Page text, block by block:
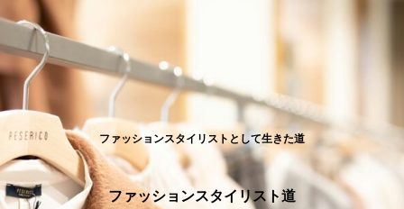
ファッションスタイリストとして生きた道
ファッションスタイリスト道